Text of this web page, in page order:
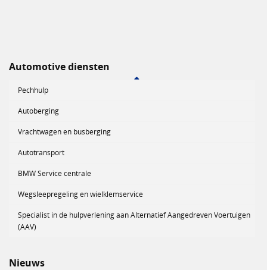
Automotive diensten
Pechhulp
Autoberging
Vrachtwagen en busberging
Autotransport
BMW Service centrale
Wegsleepregeling en wielklemservice
Specialist in de hulpverlening aan Alternatief Aangedreven Voertuigen
(AAV)
Nieuws